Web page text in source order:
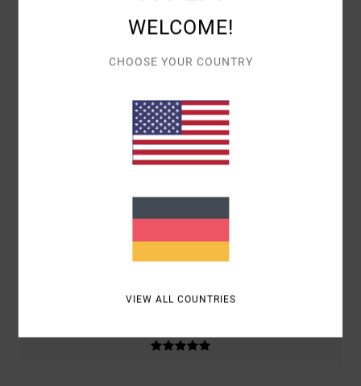
APRIL 2026
KOMFORT
5.0
5.0
WELCOME!
CHOOSE YOUR COUNTRY
VIEW ALL COUNTRIES